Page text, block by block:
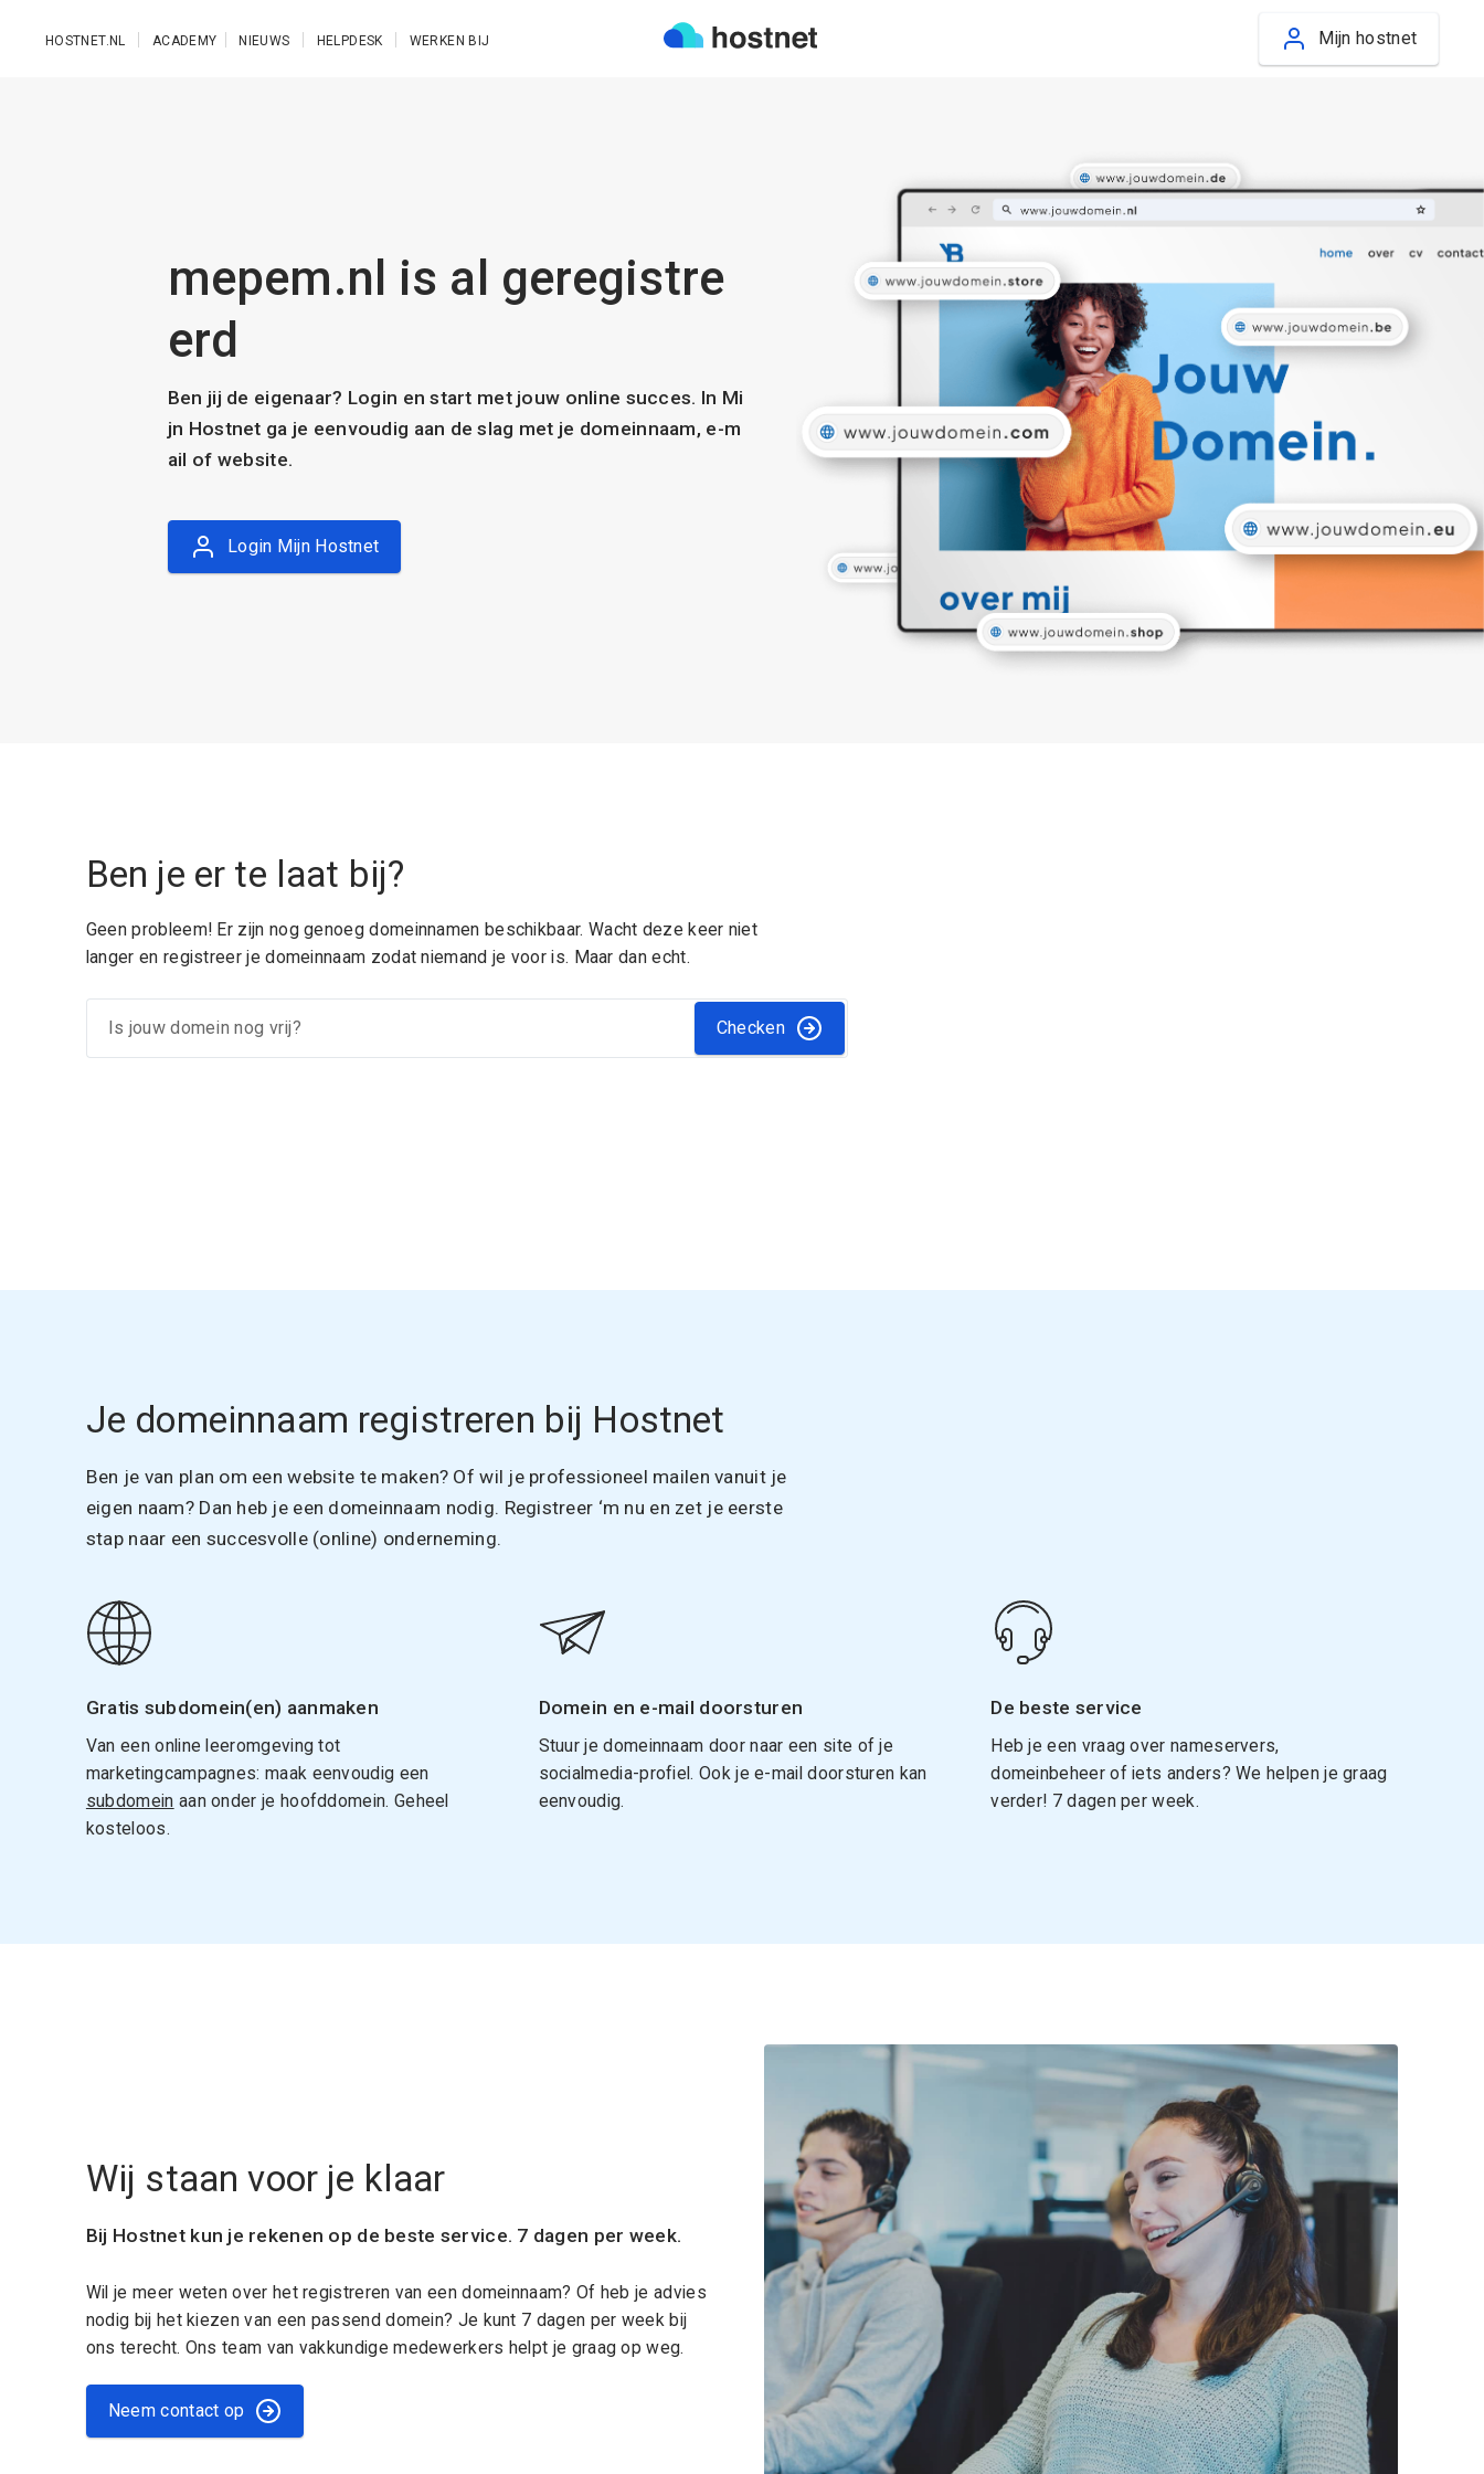
HOSTNET.NL ACADEMY NIEUWS HELPDESK WERKEN BIJ Mijn hostnet
mepem.nl is al geregistre
erd
Ben jij de eigenaar? Login en start met jouw online succes. In Mi
jn Hostnet ga je eenvoudig aan de slag met je domeinnaam, e-m
ail of website.
Login Mijn Hostnet
Ben je er te laat bij?
Geen probleem! Er zijn nog genoeg domeinnamen beschikbaar. Wacht deze keer niet
langer en registreer je domeinnaam zodat niemand je voor is. Maar dan echt.
Checken
Je domeinnaam registreren bij Hostnet
Ben je van plan om een website te maken? Of wil je professioneel mailen vanuit je
eigen naam? Dan heb je een domeinnaam nodig. Registreer ‘m nu en zet je eerste
stap naar een succesvolle (online) onderneming.
Gratis subdomein(en) aanmaken
Van een online leeromgeving tot
marketingcampagnes: maak eenvoudig een
subdomein aan onder je hoofddomein. Geheel
kosteloos.
Domein en e-mail doorsturen
Stuur je domeinnaam door naar een site of je
socialmedia-profiel. Ook je e-mail doorsturen kan
eenvoudig.
De beste service
Heb je een vraag over nameservers,
domeinbeheer of iets anders? We helpen je graag
verder! 7 dagen per week.
Wij staan voor je klaar
Bij Hostnet kun je rekenen op de beste service. 7 dagen per week.
Wil je meer weten over het registreren van een domeinnaam? Of heb je advies
nodig bij het kiezen van een passend domein? Je kunt 7 dagen per week bij
ons terecht. Ons team van vakkundige medewerkers helpt je graag op weg.
Neem contact op